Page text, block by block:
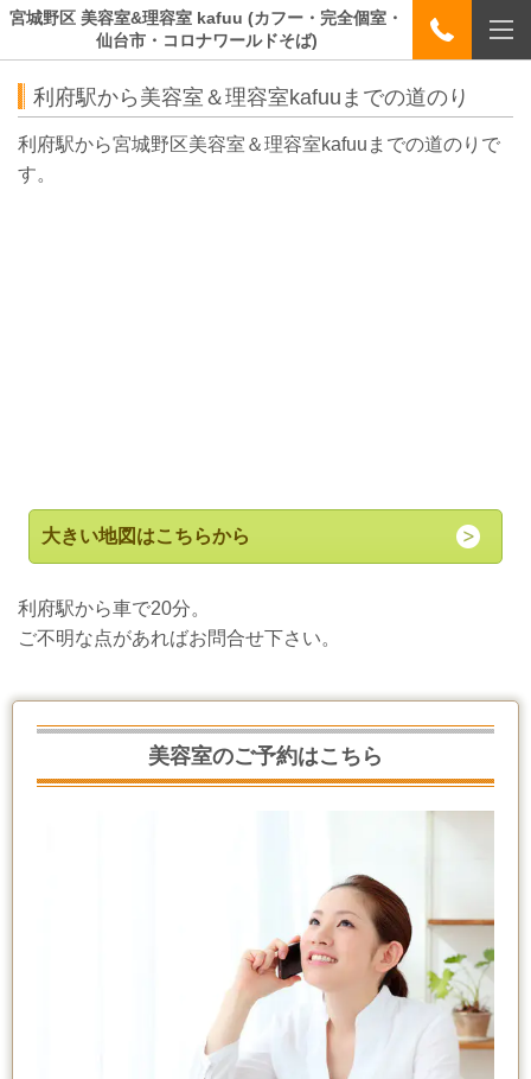
宮城野区 美容室&理容室 kafuu (カフー・完全個室・
仙台市・コロナワールドそば)
利府駅から美容室＆理容室kafuuまでの道のり
利府駅から宮城野区美容室＆理容室kafuuまでの道のりで
す。
大きい地図はこちらから
利府駅から車で20分。
ご不明な点があればお問合せ下さい。
美容室のご予約はこちら